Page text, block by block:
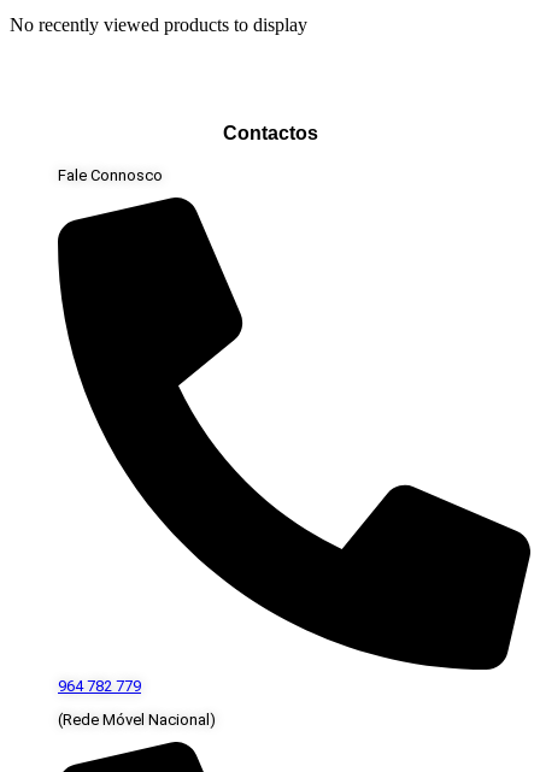
No recently viewed products to display
Contactos
Fale Connosco
964 782 779
(Rede Móvel Nacional)